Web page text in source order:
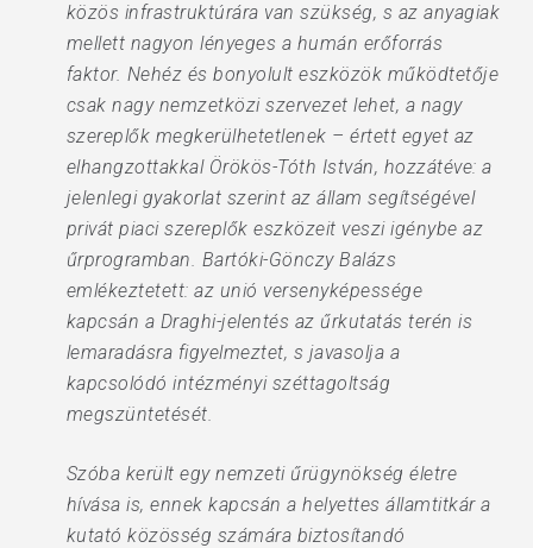
közös infrastruktúrára van szükség, s az anyagiak
mellett nagyon lényeges a humán erőforrás
faktor. Nehéz és bonyolult eszközök működtetője
csak nagy nemzetközi szervezet lehet, a nagy
szereplők megkerülhetetlenek – értett egyet az
elhangzottakkal Örökös-Tóth István, hozzátéve: a
jelenlegi gyakorlat szerint az állam segítségével
privát piaci szereplők eszközeit veszi igénybe az
űrprogramban. Bartóki-Gönczy Balázs
emlékeztetett: az unió versenyképessége
kapcsán a Draghi-jelentés az űrkutatás terén is
lemaradásra figyelmeztet, s javasolja a
kapcsolódó intézményi széttagoltság
megszüntetését.
Szóba került egy nemzeti űrügynökség életre
hívása is, ennek kapcsán a helyettes államtitkár a
kutató közösség számára biztosítandó